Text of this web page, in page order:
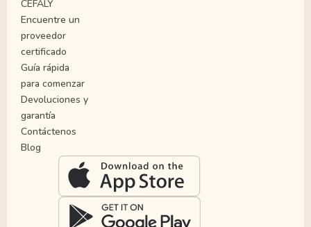
CEFALY
Encuentre un
proveedor
certificado
Guía rápida
para comenzar
Devoluciones y
garantía
Contáctenos
Blog